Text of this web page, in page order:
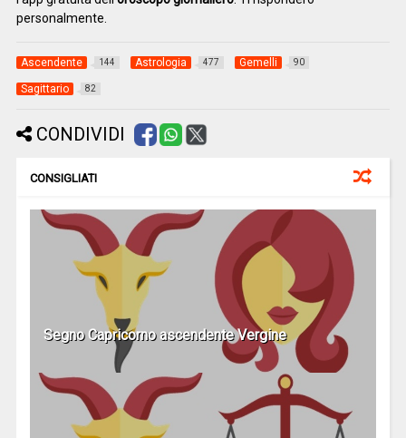
personalmente.
Ascendente 144 Astrologia 477 Gemelli 90
Sagittario 82
CONDIVIDI
CONSIGLIATI
Segno Capricorno ascendente Vergine